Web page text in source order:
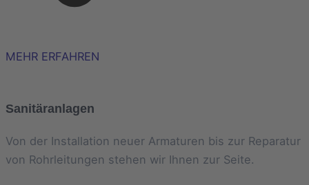
MEHR ERFAHREN
Sanitäranlagen
Von der Installation neuer Armaturen bis zur Reparatur
von Rohrleitungen stehen wir Ihnen zur Seite.